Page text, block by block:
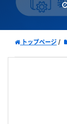
トップページ